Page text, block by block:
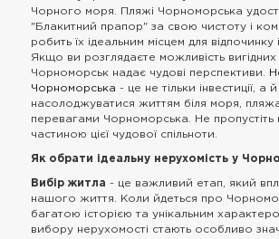
Чорного моря. Пляжі Чорноморська
"Блакитний прапор" за свою чистоту і
робить їх ідеальним місцем для відпочинку і
Якщо ви розглядаєте можливість вигідних
Чорноморськ надає чудові перспективи.
Чорноморська - це не тільки інвестиції, а
насолоджуватися життям біля моря,
перевагами Чорноморська. Не пропустіть
частиною цієї чудової спільноти.
Як обрати ідеальну нерухомість у
Вибір житла- це важливий етап, який
нашого життя. Коли йдеться про
багатою історією та унікальним
вибору нерухомості стають особливо